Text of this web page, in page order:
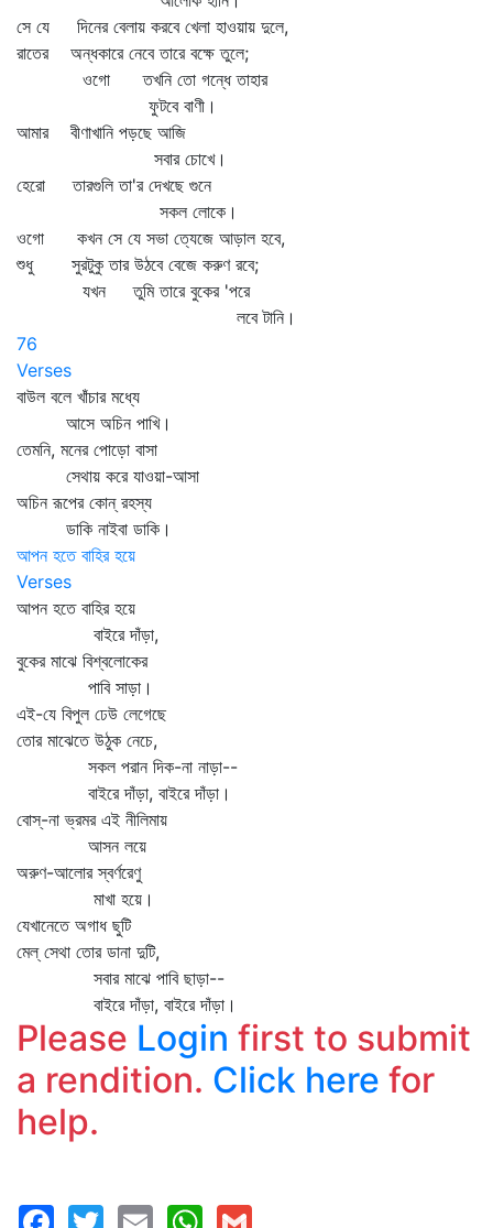
সে যে দিনের বেলায় করবে খেলা হাওয়ায় দুলে,
রাতের অন্ধকারে নেবে তারে বক্ষে তুলে;
ওগো তখনি তো গন্ধে তাহার
ফুটবে বাণী।
আমার বীণাখানি পড়ছে আজি
সবার চোখে।
হেরো তারগুলি তা'র দেখছে গুনে
সকল লোকে।
ওগো কখন সে যে সভা ত্যেজে আড়াল হবে,
শুধু সুরটুকু তার উঠবে বেজে করুণ রবে;
যখন তুমি তারে বুকের 'পরে
লবে টানি।
76
Verses
বাউল বলে খাঁচার মধ্যে
আসে অচিন পাখি।
তেমনি, মনের পোড়ো বাসা
সেথায় করে যাওয়া-আসা
অচিন রূপের কোন্‌ রহস্য
ডাকি নাইবা ডাকি।
আপন হতে বাহির হয়ে
Verses
আপন হতে বাহির হয়ে
বাইরে দাঁড়া,
বুকের মাঝে বিশ্বলোকের
পাবি সাড়া।
এই-যে বিপুল ঢেউ লেগেছে
তোর মাঝেতে উঠুক নেচে,
সকল পরান দিক-না নাড়া--
বাইরে দাঁড়া, বাইরে দাঁড়া।
বোস্‌-না ভ্রমর এই নীলিমায়
আসন লয়ে
অরুণ-আলোর স্বর্ণরেণু
মাখা হয়ে।
যেখানেতে অগাধ ছুটি
মেল্‌ সেথা তোর ডানা দুটি,
সবার মাঝে পাবি ছাড়া--
বাইরে দাঁড়া, বাইরে দাঁড়া।
Please Login first to submit
a rendition. Click here for
help.